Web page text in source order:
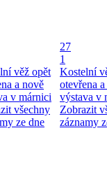
věž opět
a nově
v márnici
všechny
ze dne
27
1
Kostelní
otevřena
výstava v
Zobrazit
záznamy